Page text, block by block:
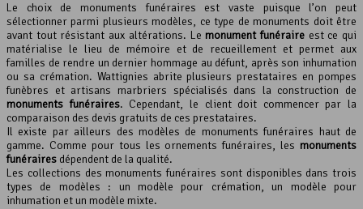
Le choix de monuments funéraires est vaste puisque l’on peut
sélectionner parmi plusieurs modèles, ce type de monuments doit être
avant tout résistant aux altérations. Le monument funéraireest ce qui
matérialise le lieu de mémoire et de recueillement et permet aux
familles de rendre un dernier hommage au défunt, après son inhumation
ou sa crémation. Wattignies abrite plusieurs prestataires en pompes
funèbres et artisans marbriers spécialisés dans la construction de
monuments funéraires. Cependant, le client doit commencer par la
comparaison des devis gratuits de ces prestataires.
Il existe par ailleurs des modèles de monuments funéraires haut de
gamme. Comme pour tous les ornements funéraires, les monuments
funéraires dépendent de la qualité.
Les collections des monuments funéraires sont disponibles dans trois
types de modèles : un modèle pour crémation, un modèle pour
inhumation et un modèle mixte.